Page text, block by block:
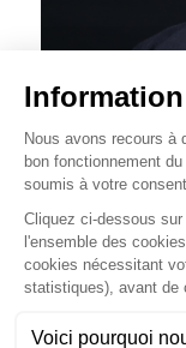
Droit